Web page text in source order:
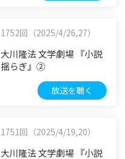
1752回（2025/4/26,27）
大川隆法 文学劇場 『小説
揺らぎ』②
放送を聴く
1751回（2025/4/19,20）
大川隆法 文学劇場 『小説